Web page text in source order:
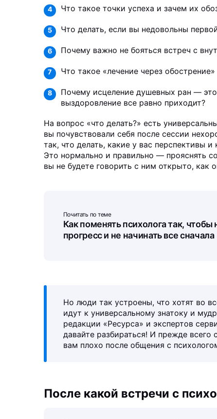
4 Что такое точки успеха и зачем их
5 Что делать, если вы недовольны
6 Почему важно не бояться встреч с
7 Что такое «лечение через
8
Почему исцеление душевных ран —
выздоровление все равно приходит?
На вопрос «что делать?» есть
вы почувствовали себя после сессии
так, что делать, какие у вас перспективы
Это нормально и правильно — прояснять
вы не будете говорить с ним открыто, как
Почитать по теме
Как поменять психолога так, чтобы
прогресс и не начинать все сначала
Но люди так устроены, что хотят во
идут к универсальному знатоку и
редакции «Ресурса» и экспертов
давайте разбираться! И прежде всего
вам плохо после общения с
После какой встречи с